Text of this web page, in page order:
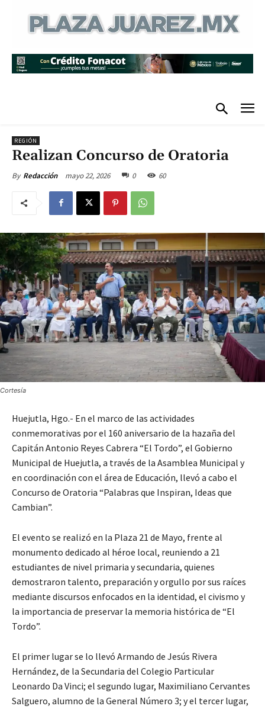
REGIÓN
Realizan Concurso de Oratoria
By Redacción mayo 22, 2026 0 60
Cortesía
Huejutla, Hgo.- En el marco de las actividades
conmemorativas por el 160 aniversario de la hazaña del
Capitán Antonio Reyes Cabrera “El Tordo”, el Gobierno
Municipal de Huejutla, a través de la Asamblea Municipal y
en coordinación con el área de Educación, llevó a cabo el
Concurso de Oratoria “Palabras que Inspiran, Ideas que
Cambian”.
El evento se realizó en la Plaza 21 de Mayo, frente al
monumento dedicado al héroe local, reuniendo a 21
estudiantes de nivel primaria y secundaria, quienes
demostraron talento, preparación y orgullo por sus raíces
mediante discursos enfocados en la identidad, el civismo y
la importancia de preservar la memoria histórica de “El
Tordo”.
El primer lugar se lo llevó Armando de Jesús Rivera
Hernández, de la Secundaria del Colegio Particular
Leonardo Da Vinci; el segundo lugar, Maximiliano Cervantes
Salguero, alumno de la General Número 3; y el tercer lugar,